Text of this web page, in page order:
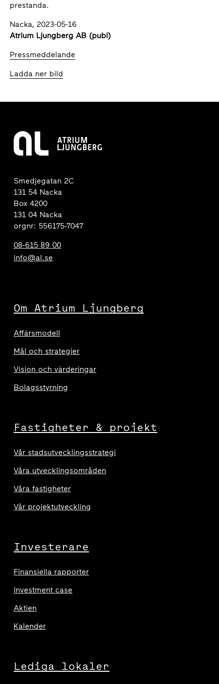
prestanda.
Nacka, 2023-05-16
Atrium Ljungberg AB (publ)
Pressmeddelande
Ladda ner bild
Smedjegatan 2C
131 54 Nacka
Box 4200
131 04 Nacka
orgnr: 556175-7047
08-615 89 00
info@al.se
Om Atrium Ljungberg
Affärsmodell
Mål och strategier
Vision och värderingar
Bolagsstyrning
Fastigheter & projekt
Vår stadsutvecklingsstrategi
Våra utvecklingsområden
Våra fastigheter
Vår projektutveckling
Investerare
Finansiella rapporter
Investment case
Aktien
Kalender
Lediga lokaler